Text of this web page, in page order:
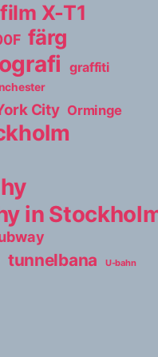
X-T1
färg
graffiti
City Orminge
in
tunnelbana U-bahn